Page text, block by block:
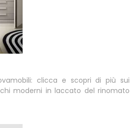
clicca e scopri di più sui
moderni in laccato del rinomato